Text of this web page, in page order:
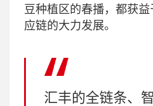
豆种植区的春播，都获
应链的大力发展。
汇丰的全链条、